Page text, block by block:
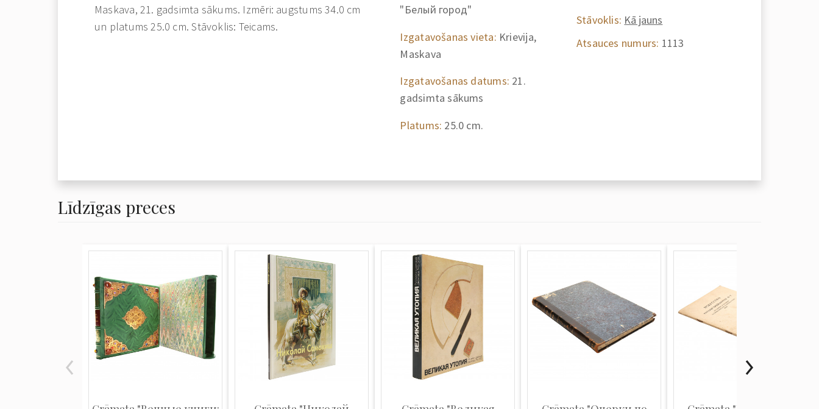
Maskava, 21. gadsimta sākums. Izmēri: augstums 34.0 cm
un platums 25.0 cm. Stāvoklis: Teicams.
"Белый город"
Izgatavošanas vieta: Krievija,
Maskava
Izgatavošanas datums: 21.
gadsimta sākums
Platums: 25.0 cm.
Stāvoklis: Kā jauns
Atsauces numurs: 1113
Līdzīgas preces